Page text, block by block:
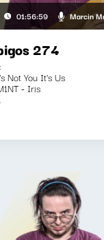
01:56:59 Marcin
274
Not You It's Us
- Iris